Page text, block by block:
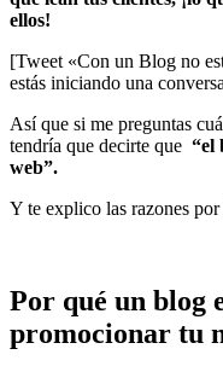
ellos!
[Tweet «Con un Blog no
estás iniciando una
Así que si me preguntas
tendría que decirte que “el
web”.
Y te explico las razones
Por qué un blog
promocionar tu